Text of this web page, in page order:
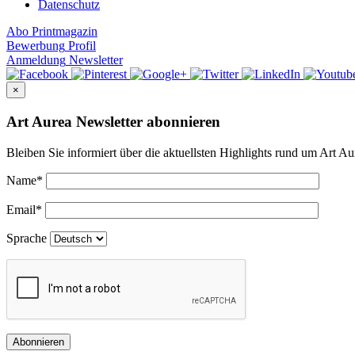
Datenschutz
Abo Printmagazin
Bewerbung Profil
Anmeldung Newsletter
×
Art Aurea Newsletter abonnieren
Bleiben Sie informiert über die aktuellsten Highlights rund um Art
Name*
Email*
Sprache
Abonnieren